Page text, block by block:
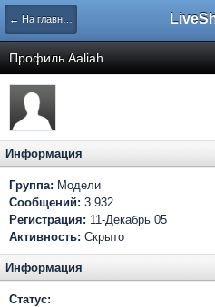
← На главную
Профиль Aaliah
Информация
Группа: Модели
Сообщений: 3 932
Регистрация: 11-Декабрь 05
Активность: Скрыто
Информация
Статус: